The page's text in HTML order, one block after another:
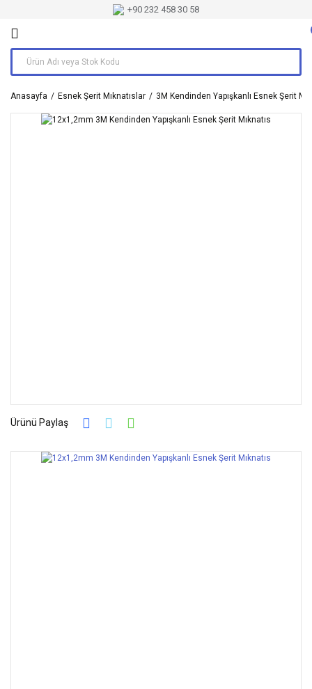
+90 232 458 30 58
Anasayfa Esnek Şerit Mıknatıslar 3M Kendinden Yapışkanlı Esnek Şerit
Ürünü Paylaş